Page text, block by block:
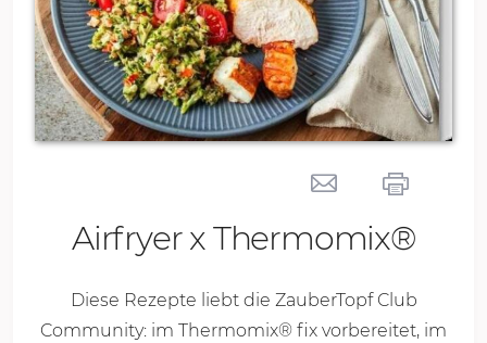
Airfryer x Thermomix®
Diese Rezepte liebt die ZauberTopf Club
Community: im Thermomix® fix vorbereitet, im